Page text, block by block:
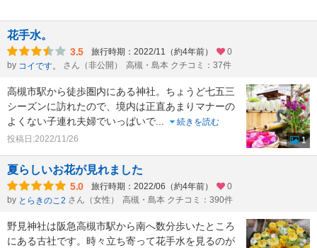
花手水。
3.5 旅行時期：2022/11（約4年前）
0
by コイです。 さん（非公開） 高槻・島本 クチコミ：37件
高槻市駅から徒歩圏内にある神社。ちょうど七五三
シーズンに訪れたので、境内は正直あまりマナーの
よくない子連れ夫婦でいっぱいで
続きを読む
投稿日:2022/11/26
1
夏らしいお花が見れました
5.0 旅行時期：2022/06（約4年前）
0
by とらきのこ2 さん（女性） 高槻・島本 クチコミ：390件
野見神社は阪急高槻市駅から南へ数分歩いたところ
にある古社です。時々立ち寄って花手水を見るのが